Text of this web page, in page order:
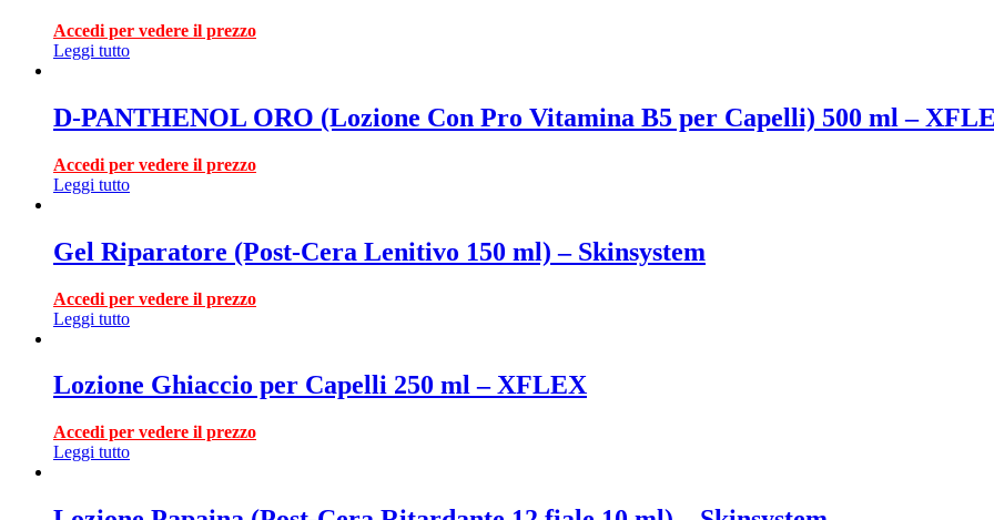
Accedi per vedere il prezzo
Leggi tutto
D-PANTHENOL ORO (Lozione Con Pro Vitamina B5 per Capelli) 500 ml –
Accedi per vedere il prezzo
Leggi tutto
Gel Riparatore (Post-Cera Lenitivo 150 ml) – Skinsystem
Accedi per vedere il prezzo
Leggi tutto
Lozione Ghiaccio per Capelli 250 ml – XFLEX
Accedi per vedere il prezzo
Leggi tutto